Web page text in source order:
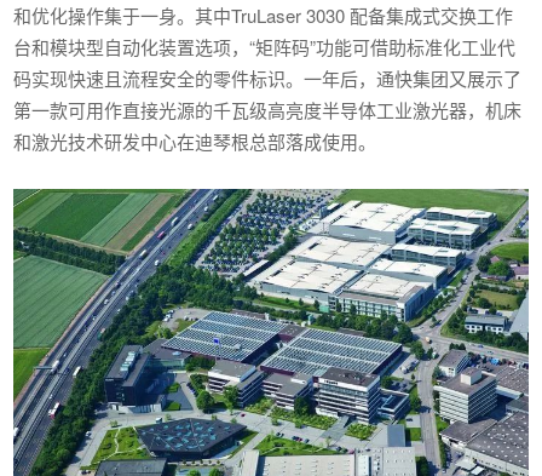
和优化操作集于一身。其中TruLaser 3030 配备集成式交换工作
台和模块型自动化装置选项，“矩阵码”功能可借助标准化工业代
码实现快速且流程安全的零件标识。一年后，通快集团又展示了
第一款可用作直接光源的千瓦级高亮度半导体工业激光器，机床
和激光技术研发中心在迪琴根总部落成使用。